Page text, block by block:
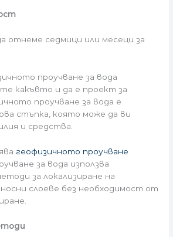
отнеме седмици или месеци за
проучване за вода
какъвто и да е проект за
проучване за вода е
стъпка, която може да ви
и средства.
геофизичното проучване
за вода използва
за локализиране на
слоеве без необходимост от